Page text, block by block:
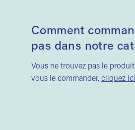
Comment
pas dans notre
Vous ne trouvez pas le
vous le commander, cliquez